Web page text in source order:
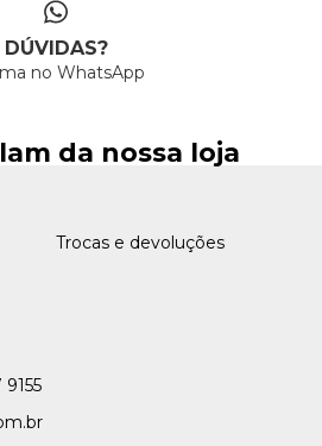
DÚVIDAS?
no WhatsApp
da nossa loja
Trocas e devoluções